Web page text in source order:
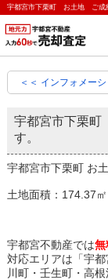
＜＜ インフォメー
宇都宮市下栗
す。
宇都宮市下栗町 お
土地面積：174.37㎡
宇都宮不動産では無
対応エリアは「宇
川町・壬生町・高